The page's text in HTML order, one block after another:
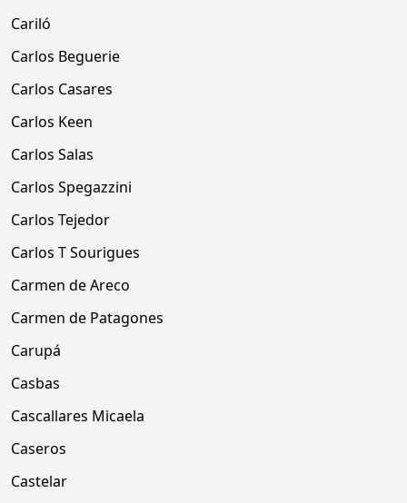
Cariló
Carlos Beguerie
Carlos Casares
Carlos Keen
Carlos Salas
Carlos Spegazzini
Carlos Tejedor
Carlos T Sourigues
Carmen de Areco
Carmen de Patagones
Carupá
Casbas
Cascallares Micaela
Caseros
Castelar